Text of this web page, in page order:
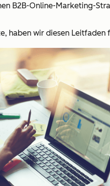
B2B-Online-Marketing-
haben wir diesen Leitfaden